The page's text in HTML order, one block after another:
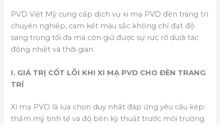
PVD Việt Mỹ cung cấp dịch vụ xi mạ PVD đèn trang trí
chuyên nghiệp, cam kết màu sắc không chỉ đạt độ
sang trọng tối đa mà còn giữ được sự rực rỡ dưới tác
động nhiệt và thời gian.
I. GIÁ TRỊ CỐT LÕI KHI XI MẠ PVD CHO ĐÈN TRANG
TRÍ
Xi mạ PVD là lựa chọn duy nhất đáp ứng yêu cầu kép:
thẩm mỹ tinh tế và độ bền kỹ thuật trước môi trường